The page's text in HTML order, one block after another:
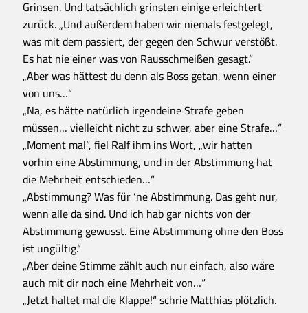
Grinsen. Und tatsächlich grinsten einige erleichtert
zurück. „Und außerdem haben wir niemals festgelegt,
was mit dem passiert, der gegen den Schwur verstößt.
Es hat nie einer was von Rausschmeißen gesagt.“
„Aber was hättest du denn als Boss getan, wenn einer
von uns…“
„Na, es hätte natürlich irgendeine Strafe geben
müssen… vielleicht nicht zu schwer, aber eine Strafe…“
„Moment mal“, fiel Ralf ihm ins Wort, „wir hatten
vorhin eine Abstimmung, und in der Abstimmung hat
die Mehrheit entschieden…“
„Abstimmung? Was für ‘ne Abstimmung. Das geht nur,
wenn alle da sind. Und ich hab gar nichts von der
Abstimmung gewusst. Eine Abstimmung ohne den Boss
ist ungültig.“
„Aber deine Stimme zählt auch nur einfach, also wäre
auch mit dir noch eine Mehrheit von…“
„Jetzt haltet mal die Klappe!“ schrie Matthias plötzlich.